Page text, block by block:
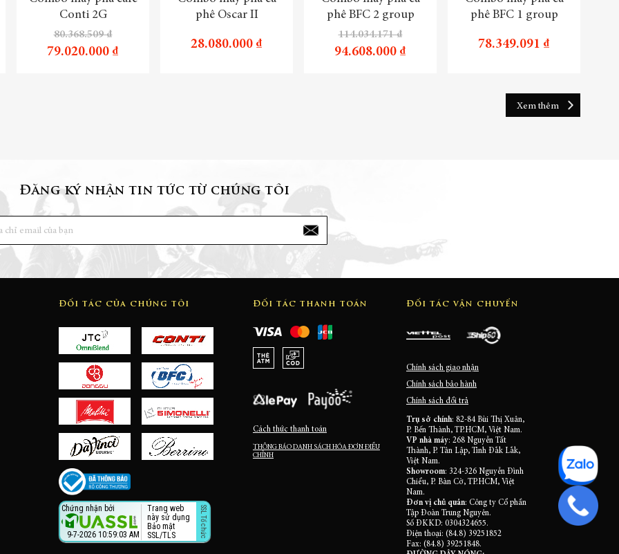
Conti 2G
80.368.509 ₫
79.020.000 ₫
phê Oscar II
28.080.000 ₫
phê BFC 2 group
114.034.171 ₫
94.608.000 ₫
phê BFC 1 group
78.349.091 ₫
Xem thêm
Đăng ký nhận tin tức từ chúng tôi
Đối tác của chúng tôi
Chứng nhận bởi
9-7-2026 10:59:04 AM
Trang web
này sử dụng
Bảo mật
SSL/TLS
Đối tác thanh toán
Cách thức thanh toán
THÔNG BÁO DANH SÁCH HÓA ĐƠN ĐIỀU
CHỈNH
Đối tác vận chuyển
Chính sách giao nhận
Chính sách bảo hành
Chính sách đổi trả
Trụ sở chính: 82-84 Bùi Thị Xuân,
P. Bến Thành, TP.HCM, Việt Nam.
VP nhà máy: 268 Nguyễn Tất
Thành, P. Tân Lập, Tỉnh Đắk Lắk,
Việt Nam.
Showroom: 324-326 Nguyễn Đình
Chiểu, P. Bàn Cờ, TP.HCM, Việt
Nam.
Đơn vị chủ quản: Công ty Cổ phần
Tập Đoàn Trung Nguyên.
Số ĐKKD: 0304324655.
Điện thoại: (84.8) 39251852
Fax: (84.8) 39251848.